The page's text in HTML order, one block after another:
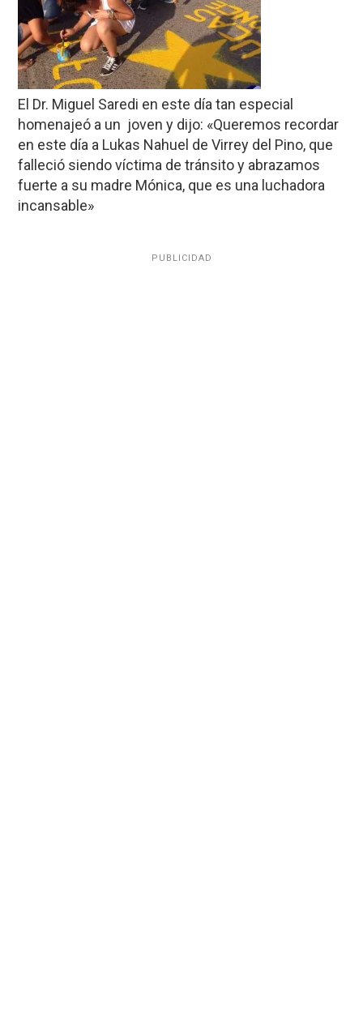
El Dr. Miguel Saredi en este día tan especial
homenajeó a un joven y dijo: «Queremos recordar
en este día a Lukas Nahuel de Virrey del Pino, que
falleció siendo víctima de tránsito y abrazamos
fuerte a su madre Mónica, que es una luchadora
incansable»
PUBLICIDAD